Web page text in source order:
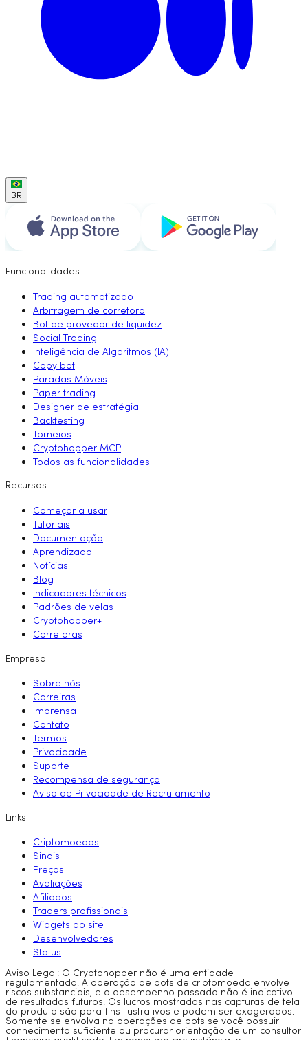
BR
Funcionalidades
Trading automatizado
Arbitragem de corretora
Bot de provedor de liquidez
Social Trading
Inteligência de Algoritmos (IA)
Copy bot
Paradas Móveis
Paper trading
Designer de estratégia
Backtesting
Torneios
Cryptohopper MCP
Todos as funcionalidades
Recursos
Começar a usar
Tutoriais
Documentação
Aprendizado
Notícias
Blog
Indicadores técnicos
Padrões de velas
Cryptohopper+
Corretoras
Empresa
Sobre nós
Carreiras
Imprensa
Contato
Termos
Privacidade
Suporte
Recompensa de segurança
Aviso de Privacidade de Recrutamento
Links
Criptomoedas
Sinais
Preços
Avaliações
Afiliados
Traders profissionais
Widgets do site
Desenvolvedores
Status
Aviso Legal: O Cryptohopper não é uma entidade
regulamentada. A operação de bots de criptomoeda envolve
riscos substanciais, e o desempenho passado não é indicativo
de resultados futuros. Os lucros mostrados nas capturas de tela
do produto são para fins ilustrativos e podem ser exagerados.
Somente se envolva na operações de bots se você possuir
conhecimento suficiente ou procurar orientação de um consultor